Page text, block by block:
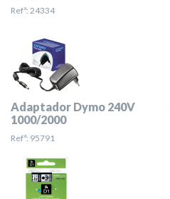
Refª: 24334
Adaptador Dymo 240V
1000/2000
Refª: 95791